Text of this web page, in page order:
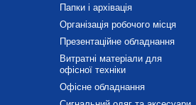
Папки і архівація
Організація робочого місця
Презентаційне обладнання
Витратні матеріали для
офісної техніки
Офісне обладнання